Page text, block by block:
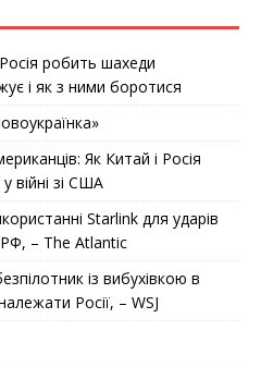
робить шахеди
і як з ними боротися
Як Китай і Росія
війні зі США
Starlink для ударів
РФ, – The Atlantic
із вибухівкою в
Росії, – WSJ